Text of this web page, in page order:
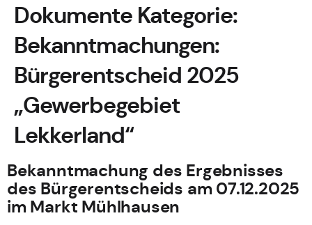
Dokumente Kategorie:
Bekanntmachungen:
Bürgerentscheid 2025
„Gewerbegebiet
Lekkerland“
Bekanntmachung des Ergebnisses
des Bürgerentscheids am 07.12.2025
im Markt Mühlhausen